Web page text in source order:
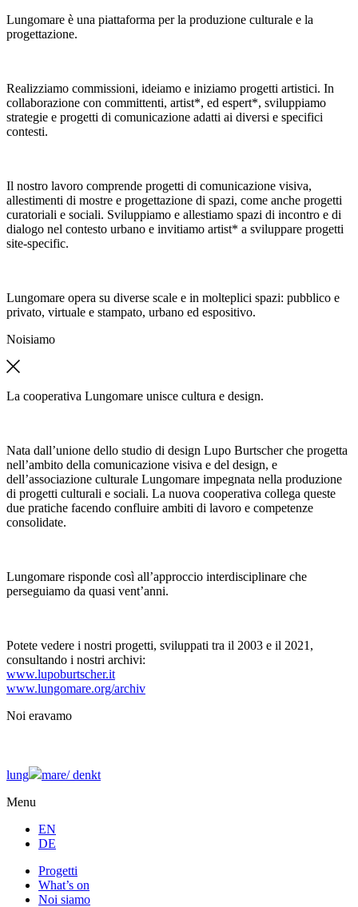
Lungomare è una piattaforma per la produzione culturale e la
progettazione.
Realizziamo commissioni, ideiamo e iniziamo progetti artistici. In
collaborazione con committenti, artist*, ed espert*, sviluppiamo
strategie e progetti di comunicazione adatti ai diversi e specifici
contesti.
Il nostro lavoro comprende progetti di comunicazione visiva,
allestimenti di mostre e progettazione di spazi, come anche progetti
curatoriali e sociali. Sviluppiamo e allestiamo spazi di incontro e di
dialogo nel contesto urbano e invitiamo artist* a sviluppare progetti
site-specific.
Lungomare opera su diverse scale e in molteplici spazi: pubblico e
privato, virtuale e stampato, urbano ed espositivo.
Noisiamo
La cooperativa Lungomare unisce cultura e design.
Nata dall’unione dello studio di design Lupo Burtscher che progetta
nell’ambito della comunicazione visiva e del design, e
dell’associazione culturale Lungomare impegnata nella produzione
di progetti culturali e sociali. La nuova cooperativa collega queste
due pratiche facendo confluire ambiti di lavoro e competenze
consolidate.
Lungomare risponde così all’approccio interdisciplinare che
perseguiamo da quasi vent’anni.
Potete vedere i nostri progetti, sviluppati tra il 2003 e il 2021,
consultando i nostri archivi:
www.lupoburtscher.it
www.lungomare.org/archiv
Noi eravamo
lung mare/denkt
Menu
EN
DE
Progetti
What’s on
Noi siamo